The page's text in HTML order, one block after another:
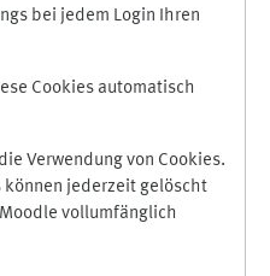
bei jedem Login Ihren
Cookies automatisch
Verwendung von Cookies.
können jederzeit gelöscht
vollumfänglich